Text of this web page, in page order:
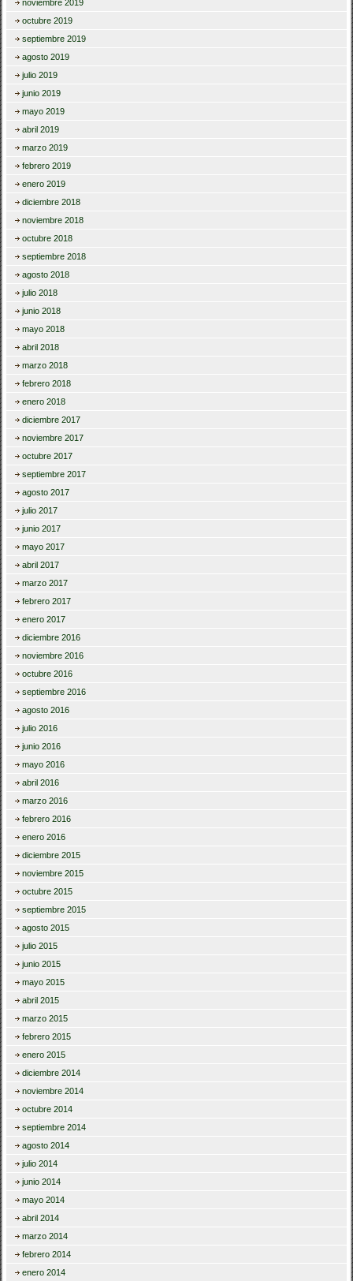
noviembre 2019
octubre 2019
septiembre 2019
agosto 2019
julio 2019
junio 2019
mayo 2019
abril 2019
marzo 2019
febrero 2019
enero 2019
diciembre 2018
noviembre 2018
octubre 2018
septiembre 2018
agosto 2018
julio 2018
junio 2018
mayo 2018
abril 2018
marzo 2018
febrero 2018
enero 2018
diciembre 2017
noviembre 2017
octubre 2017
septiembre 2017
agosto 2017
julio 2017
junio 2017
mayo 2017
abril 2017
marzo 2017
febrero 2017
enero 2017
diciembre 2016
noviembre 2016
octubre 2016
septiembre 2016
agosto 2016
julio 2016
junio 2016
mayo 2016
abril 2016
marzo 2016
febrero 2016
enero 2016
diciembre 2015
noviembre 2015
octubre 2015
septiembre 2015
agosto 2015
julio 2015
junio 2015
mayo 2015
abril 2015
marzo 2015
febrero 2015
enero 2015
diciembre 2014
noviembre 2014
octubre 2014
septiembre 2014
agosto 2014
julio 2014
junio 2014
mayo 2014
abril 2014
marzo 2014
febrero 2014
enero 2014